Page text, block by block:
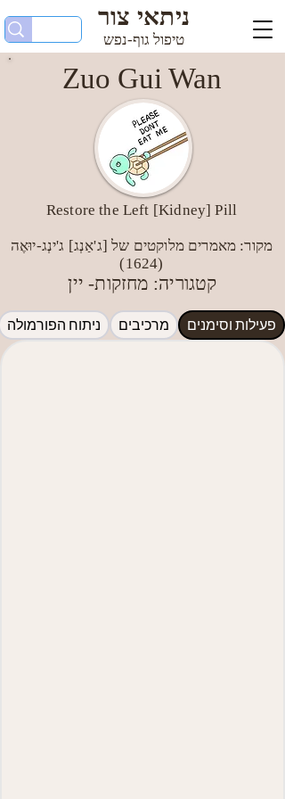
ניתאי צור
טיפול גוף-נפש
Zuo Gui Wan
Restore the Left [Kidney] Pill
מקור: מאמרים מלוקטים של [ג'אַנְג] ג'ינְג-יוּאֶה
(1624)
קטגוריה: מחזקות- יין
פעילות וסימנים מרכיבים ניתוח הפורמולה